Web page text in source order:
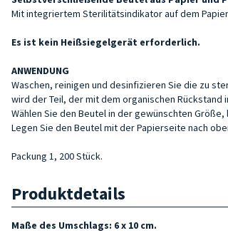
Mit integriertem Sterilitätsindikator auf dem
Es ist kein Heißsiegelgerät erforderlich.
ANWENDUNG
Waschen, reinigen und desinfizieren Sie die zu
wird der Teil, der mit dem organischen
Wählen Sie den Beutel in der gewünschten
Legen Sie den Beutel mit der Papierseite nach
Packung 1, 200 Stück.
Produktdetails
Maße des Umschlags: 6 x 10 cm.